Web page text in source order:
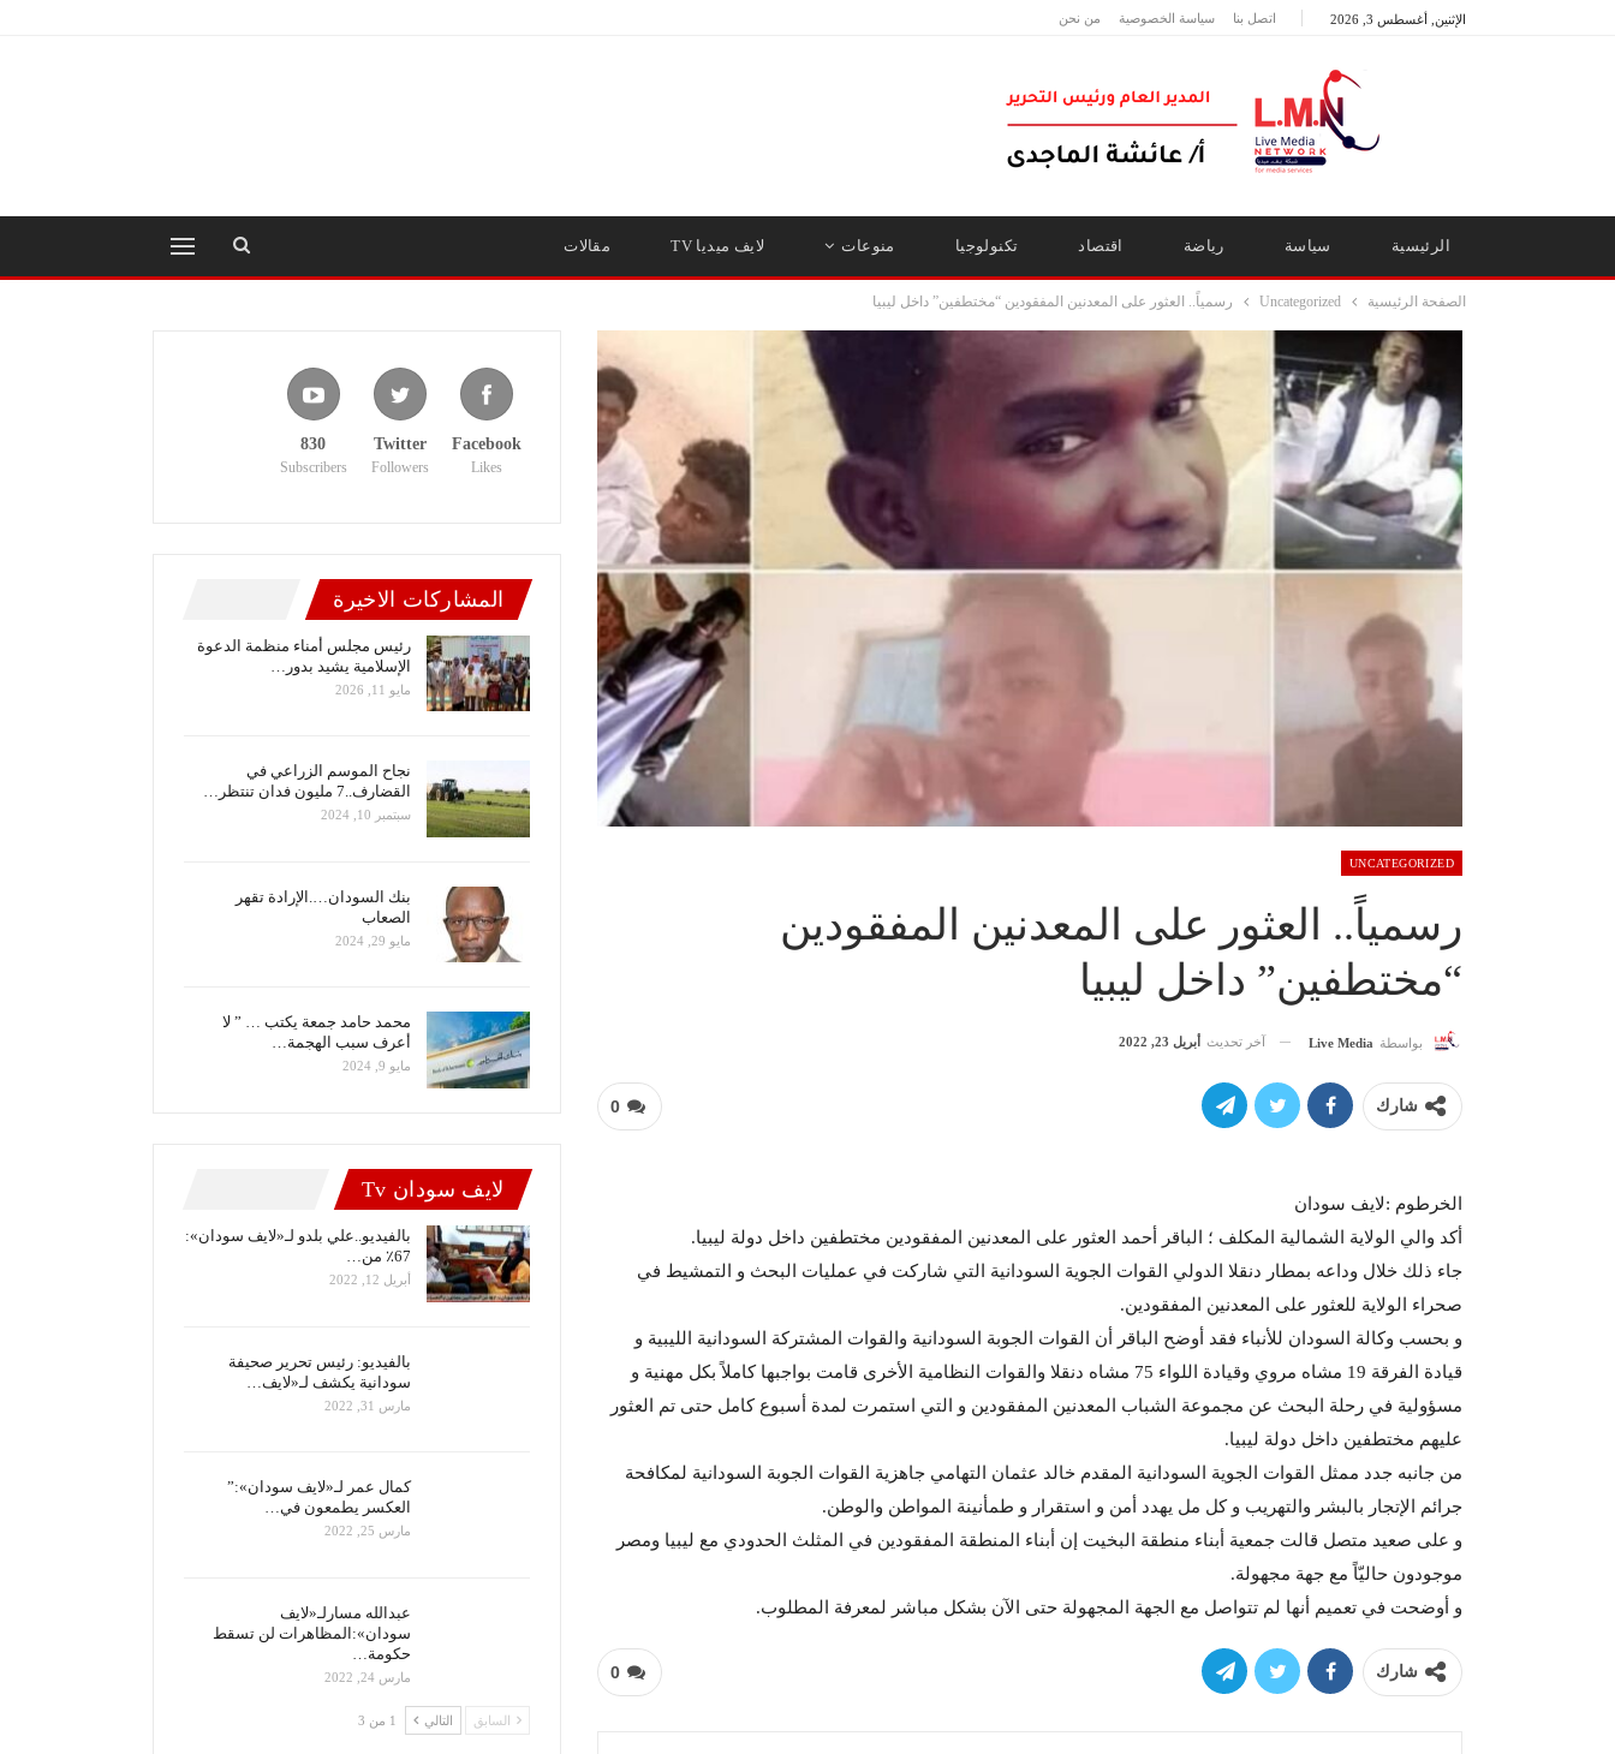
الإثنين, أغسطس 3, 2026 اتصل بنا سياسة الخصوصية من نحن
الرئيسية سياسة رياضة اقتصاد تكنولوجيا منوعات لايف ميديا TV مقالات
الصفحة الرئيسية Uncategorized رسمياً.. العثور على المعدنين المفقودين “مختطفين” داخل ليبيا
UNCATEGORIZED
رسمياً.. العثور على المعدنين المفقودين
“مختطفين” داخل ليبيا
بواسطة Live Media آخر تحديث أبريل 23, 2022
0 شارك
الخرطوم :لايف سودان
أكد والي الولاية الشمالية المكلف ؛ الباقر أحمد العثور على المعدنين المفقودين مختطفين داخل دولة ليبيا.
جاء ذلك خلال وداعه بمطار دنقلا الدولي القوات الجوية السودانية التي شاركت في عمليات البحث و التمشيط في
صحراء الولاية للعثور على المعدنين المفقودين.
و بحسب وكالة السودان للأنباء فقد أوضح الباقر أن القوات الجوبة السودانية والقوات المشتركة السودانية الليبية و
قيادة الفرقة 19 مشاه مروي وقيادة اللواء 75 مشاه دنقلا والقوات النظامية الأخرى قامت بواجبها كاملاً بكل مهنية و
مسؤولية في رحلة البحث عن مجموعة الشباب المعدنين المفقودين و التي استمرت لمدة أسبوع كامل حتى تم العثور
عليهم مختطفين داخل دولة ليبيا.
من جانبه جدد ممثل القوات الجوية السودانية المقدم خالد عثمان التهامي جاهزية القوات الجوبة السودانية لمكافحة
جرائم الإتجار بالبشر والتهريب و كل مل يهدد أمن و استقرار و طمأنينة المواطن والوطن.
و على صعيد متصل قالت جمعية أبناء منطقة البخيت إن أبناء المنطقة المفقودين في المثلث الحدودي مع ليبيا ومصر
موجودون حاليّاً مع جهة مجهولة.
و أوضحت في تعميم أنها لم تتواصل مع الجهة المجهولة حتى الآن بشكل مباشر لمعرفة المطلوب.
0 شارك
Facebook
Likes
Twitter
Followers
830
Subscribers
المشاركات الاخيرة
رئيس مجلس أمناء منظمة الدعوة
الإسلامية يشيد بدور…
مايو 11, 2026
نجاح الموسم الزراعي في
القضارف..7 مليون فدان تنتظر…
سبتمبر 10, 2024
بنك السودان….الإرادة تقهر
الصعاب
مايو 29, 2024
محمد حامد جمعة يكتب … ” لا
أعرف سبب الهجمة…
مايو 9, 2024
لايف سودان Tv
بالفيديو..علي بلدو لـ«لايف سودان»:
67٪ من…
أبريل 12, 2022
بالفيديو: رئيس تحرير صحيفة
سودانية يكشف لـ«لايف…
مارس 31, 2022
كمال عمر لـ«لايف سودان»:”
العكسر يطمعون في…
مارس 25, 2022
عبدالله مسارلـ«لايف
سودان»:المظاهرات لن تسقط
حكومة…
مارس 24, 2022
السابق التالي 1 من 3